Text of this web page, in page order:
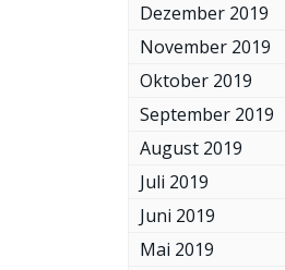
Dezember 2019
November 2019
Oktober 2019
September 2019
August 2019
Juli 2019
Juni 2019
Mai 2019